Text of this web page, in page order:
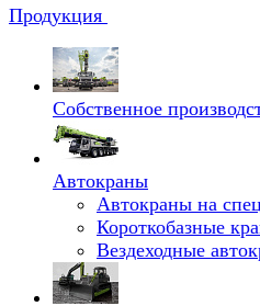
Продукция
Собственное
Автокраны
Автокраны на
Короткобазные
Вездеходные